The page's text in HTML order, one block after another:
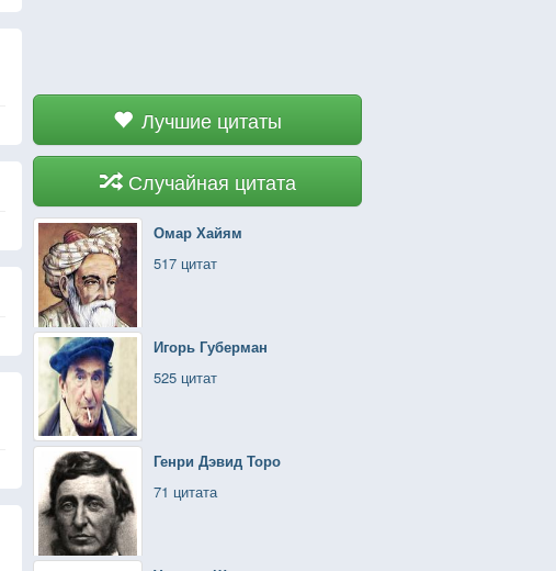
Лучшие цитаты
Случайная цитата
Омар Хайям
517 цитат
Игорь Губерман
525 цитат
Генри Дэвид Торо
71 цитата